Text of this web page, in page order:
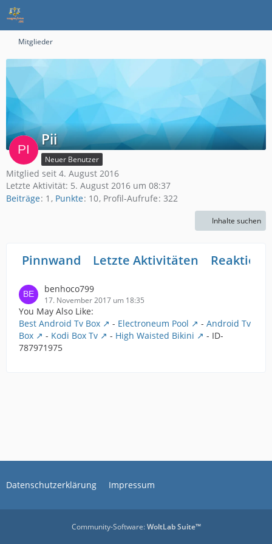
Mitglieder
Pii
Neuer Benutzer
Mitglied seit 4. August 2016
Letzte Aktivität: 5. August 2016 um 08:37
Beiträge 1 Punkte 10 Profil-Aufrufe 322
Inhalte suchen
Pinnwand Letzte Aktivitäten
benhoco799
17. November 2017 um 18:35
You May Also Like:
Best Android Tv Box
- Electroneum Pool - Android Tv
Box
- Kodi Box Tv - High Waisted Bikini
- ID-
787971975
Datenschutzerklärung Impressum
Community-Software:WoltLab Suite™